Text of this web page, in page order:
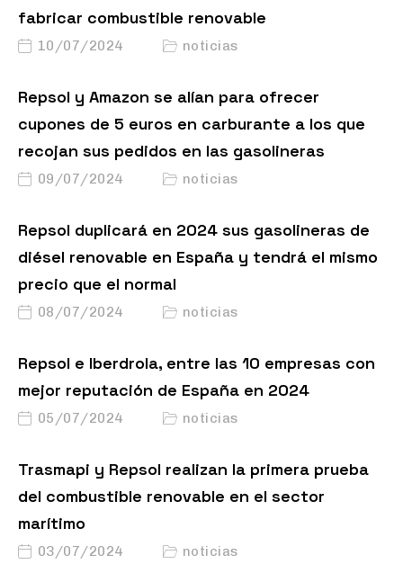
fabricar combustible renovable
10/07/2024 noticias
Repsol y Amazon se alían para ofrecer
cupones de 5 euros en carburante a los que
recojan sus pedidos en las gasolineras
09/07/2024 noticias
Repsol duplicará en 2024 sus gasolineras de
diésel renovable en España y tendrá el mismo
precio que el normal
08/07/2024 noticias
Repsol e Iberdrola, entre las 10 empresas con
mejor reputación de España en 2024
05/07/2024 noticias
Trasmapi y Repsol realizan la primera prueba
del combustible renovable en el sector
marítimo
03/07/2024 noticias